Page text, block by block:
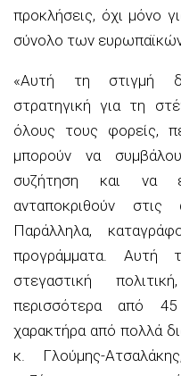
προκλήσεις, όχι μόνο
σύνολο των
«Αυτή τη στιγμή
στρατηγική για τη
όλους τους φορείς,
μπορούν να
συζήτηση και να
ανταποκριθούν στις
Παράλληλα,
προγράμματα. Αυτή
στεγαστική
περισσότερα από 45
χαρακτήρα από πολλά
κ. Γλούμης-